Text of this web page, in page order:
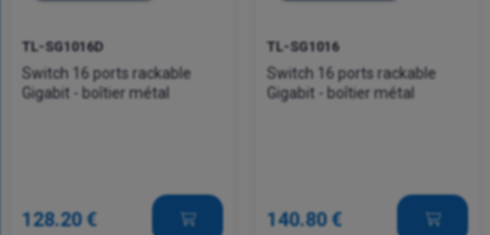
TL-SG1016D
Switch 16 ports rackable
Gigabit - boîtier métal
128.20 €
TL-SG1016
Switch 16 ports rackable
Gigabit - boîtier métal
140.80 €